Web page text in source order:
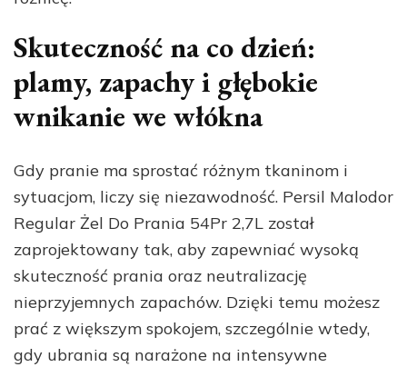
Skuteczność na co dzień:
plamy, zapachy i głębokie
wnikanie we włókna
Gdy pranie ma sprostać różnym tkaninom i
sytuacjom, liczy się niezawodność. Persil Malodor
Regular Żel Do Prania 54Pr 2,7L został
zaprojektowany tak, aby zapewniać wysoką
skuteczność prania oraz neutralizację
nieprzyjemnych zapachów. Dzięki temu możesz
prać z większym spokojem, szczególnie wtedy,
gdy ubrania są narażone na intensywne